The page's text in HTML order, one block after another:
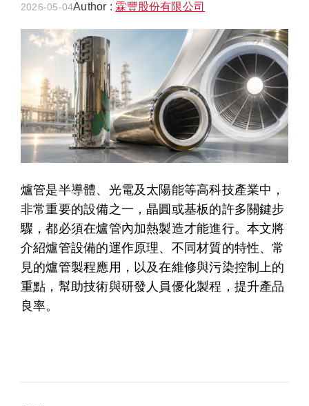
2026-05-04Author : 霖豐股份有限公司
爐管是半導體、光電及太陽能等高科技產業中，
非常重要的設備之一，晶圓或基板的許多關鍵步
驟，都必須在爐管內加熱製造才能進行。本文將
介紹爐管設備的運作原理、不同材質的特性、常
見的爐管製程應用，以及在維修與污染控制上的
重點，幫助技術與研發人員優化製程，提升產品
良率。